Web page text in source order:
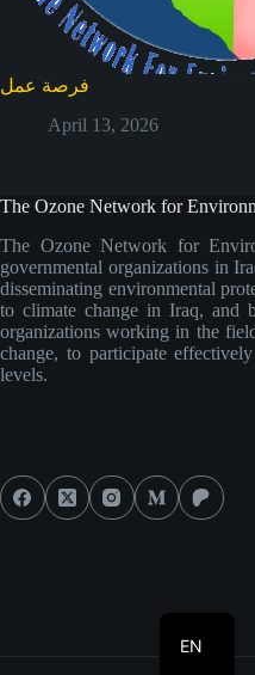
فرصة عمل
April 13, 2026
The Ozone Network for
The Ozone Network for
governmental organizations in
disseminating environmental
to climate change in Iraq, and
organizations working in the
change, to participate
levels.
EN